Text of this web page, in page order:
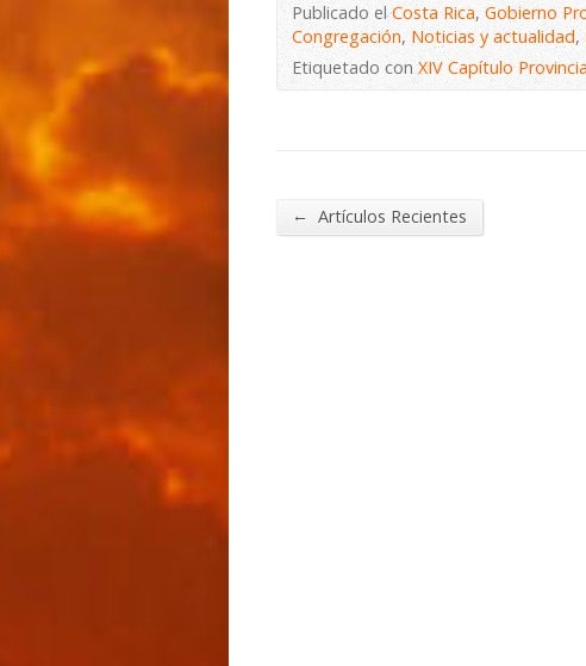
Publicado elCosta Rica, Gobierno
Congregación,Noticias y actualidad,
Etiquetado conXIV Capítulo
← Artículos Recientes